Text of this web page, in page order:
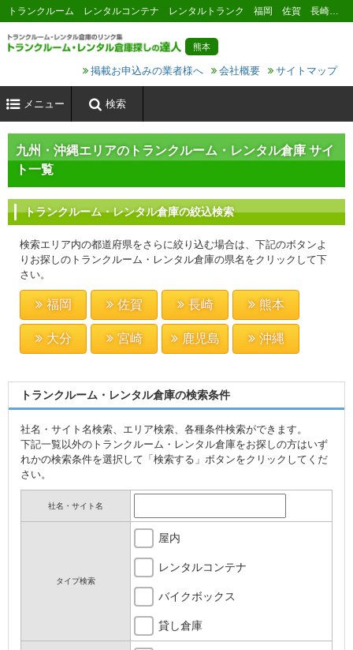
トランクルーム レンタルコンテナ レンタルトランク 福岡 佐賀 長崎 熊本 大分 宮崎 鹿児島 沖縄
熊本
掲載お申込みの業者様へ 会社概要 サイトマップ
メニュー 検索
九州・沖縄エリアのトランクルーム・レンタル倉庫 サイ
ト一覧
トランクルーム・レンタル倉庫の絞込検索
検索エリア内の都道府県をさらに絞り込む場合は、下記のボタンよ
りお探しのトランクルーム・レンタル倉庫の県名をクリックして下
さい。
福岡 佐賀 長崎 熊本
大分 宮崎 鹿児島 沖縄
トランクルーム・レンタル倉庫の検索条件
社名・サイト名検索、エリア検索、各種条件検索ができます。
下記一覧以外のトランクルーム・レンタル倉庫をお探しの方はいず
れかの検索条件を選択して「検索する」ボタンをクリックしてくだ
さい。
社名・サイト名
タイプ検索
屋内
レンタルコンテナ
バイクボックス
貸し倉庫